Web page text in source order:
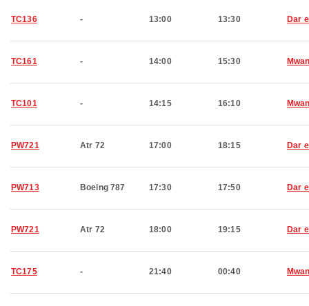
TC136 - 13:00 13:30 Dar
TC161 - 14:00 15:30
TC101 - 14:15 16:10
PW721 Atr 72 17:00 18:15 Dar
PW713 Boeing 787 17:30 17:50 Dar
PW721 Atr 72 18:00 19:15 Dar
TC175 - 21:40 00:40